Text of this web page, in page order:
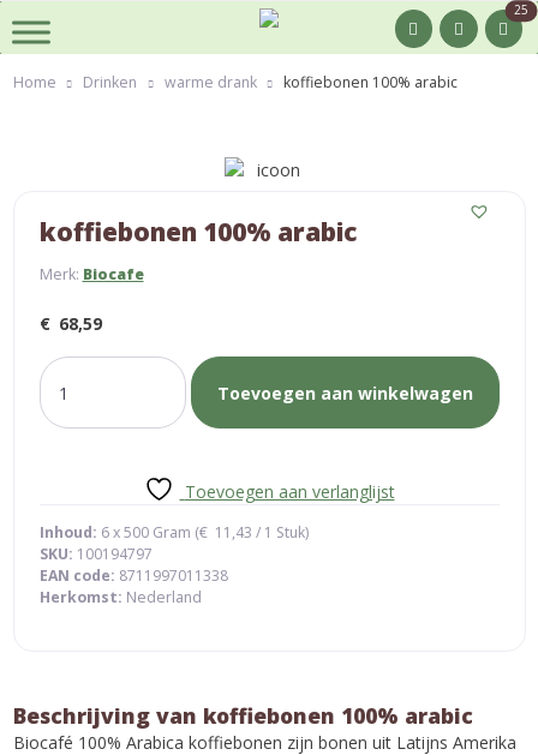
25
Home Drinken warme drank koffiebonen 100% arabic
koffiebonen 100% arabic
Merk: Biocafe
€ 68,59
koffiebonen
100%
arabic
Toevoegen aan winkelwagen
Toevoegen aan verlanglijst
Inhoud: 6 x 500 Gram (€ 11,43 / 1 Stuk)
SKU: 100194797
EAN code: 8711997011338
Herkomst: Nederland
Beschrijving van koffiebonen 100% arabic
Biocafé 100% Arabica koffiebonen zijn bonen uit Latijns Amerika